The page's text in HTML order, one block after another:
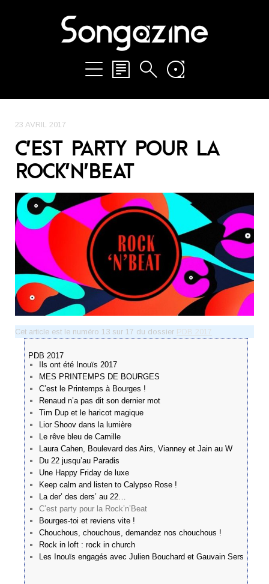
23 AVRIL 2017
C’EST PARTY POUR LA
ROCK’N’BEAT
Cet article est le numéro 13 sur 17 du dossier PDB 2017
PDB 2017
Ils ont été Inouïs 2017
MES PRINTEMPS DE BOURGES
C’est le Printemps à Bourges !
Renaud n’a pas dit son dernier mot
Tim Dup et le haricot magique
Lior Shoov dans la lumière
Le rêve bleu de Camille
Laura Cahen, Boulevard des Airs, Vianney et Jain au W
Du 22 jusqu’au Paradis
Une Happy Friday de luxe
Keep calm and listen to Calypso Rose !
La der’ des ders’ au 22…
C’est party pour la Rock’n’Beat
Bourges-toi et reviens vite !
Chouchous, chouchous, demandez nos chouchous !
Rock in loft : rock in church
Les Inouïs engagés avec Julien Bouchard et Gauvain Sers